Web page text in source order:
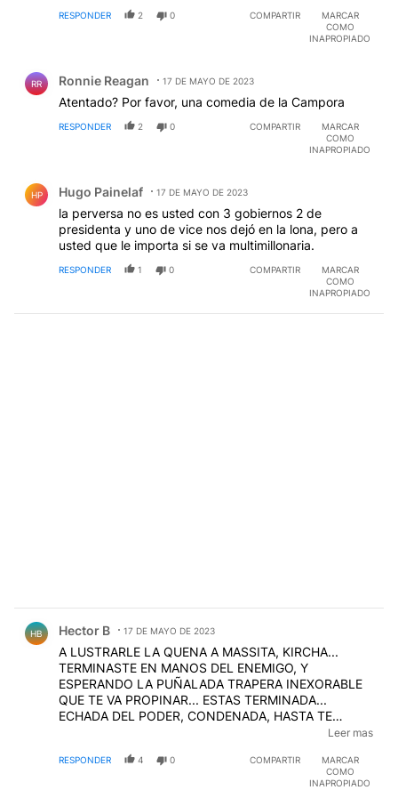
RESPONDER 2 0 COMPARTIR
MARCAR
COMO
INAPROPIADO
RR Ronnie Reagan 17 DE MAYO DE 2023
Atentado? Por favor, una comedia de la Campora
RESPONDER 2 0 COMPARTIR
MARCAR
COMO
INAPROPIADO
HP Hugo Painelaf 17 DE MAYO DE 2023
la perversa no es usted con 3 gobiernos 2 de
presidenta y uno de vice nos dejó en la lona, pero a
usted que le importa si se va multimillonaria.
RESPONDER 1 0 COMPARTIR
MARCAR
COMO
INAPROPIADO
HB Hector B 17 DE MAYO DE 2023
A LUSTRARLE LA QUENA A MASSITA, KIRCHA...
TERMINASTE EN MANOS DEL ENEMIGO, Y
ESPERANDO LA PUÑALADA TRAPERA INEXORABLE
QUE TE VA PROPINAR... ESTAS TERMINADA...
ECHADA DEL PODER, CONDENADA, HASTA TE
FUERON DE LA RECOLETA... KIRCHA ROÑA... VOLVÉ
BIEN
Leer mas
RESPONDER 4 0 COMPARTIR
MARCAR
COMO
INAPROPIADO